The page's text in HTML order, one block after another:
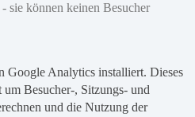
sie können keinen Besucher
Google Analytics installiert. Dieses
Besucher-, Sitzungs- und
und die Nutzung der